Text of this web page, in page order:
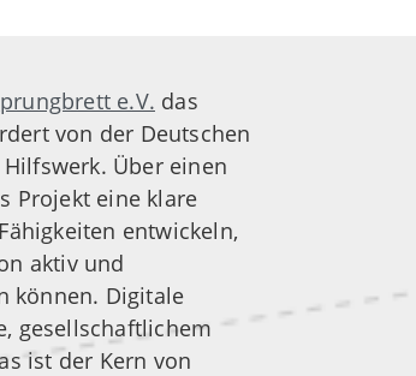
e.V. das
von der Deutschen
Über einen
Projekt eine klare
entwickeln,
aktiv und
können. Digitale
gesellschaftlichem
ist der Kern von